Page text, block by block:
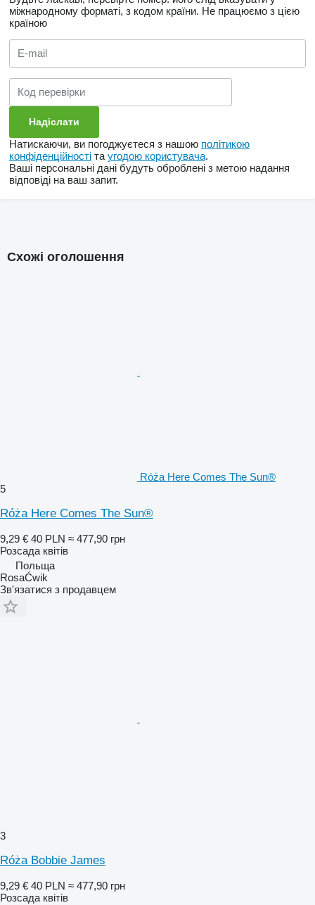
міжнародному форматі, з кодом країни. Не працюємо з цією
країною
Натискаючи, ви погоджуєтеся з нашою політикою
конфіденційності та угодою користувача.
Ваші персональні дані будуть оброблені з метою надання
відповіді на ваш запит.
Схожі оголошення
Róża Here Comes The Sun®
5
Róża Here Comes The Sun®
9,29 € 40 PLN ≈ 477,90 грн
Розсада квітів
Польща
RosaĆwik
Зв'язатися з продавцем
3
Róża Bobbie James
9,29 € 40 PLN ≈ 477,90 грн
Розсада квітів